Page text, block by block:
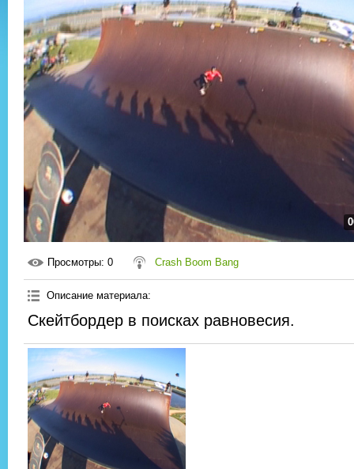
Просмотры: 0 Crash Boom Bang
Описание материала:
Скейтбордер в поисках равновесия.